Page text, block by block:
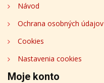
Návod
Ochrana osobných údajov
Cookies
Nastavenia cookies
Moje konto